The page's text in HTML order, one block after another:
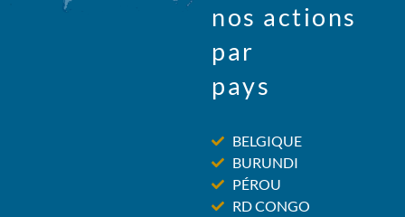
nos actions
par
pays
BELGIQUE
BURUNDI
PÉROU
RD CONGO